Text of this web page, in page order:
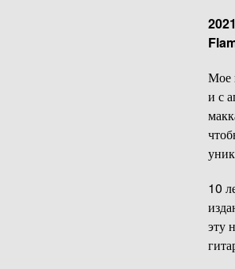
Мое
и с
10
эту